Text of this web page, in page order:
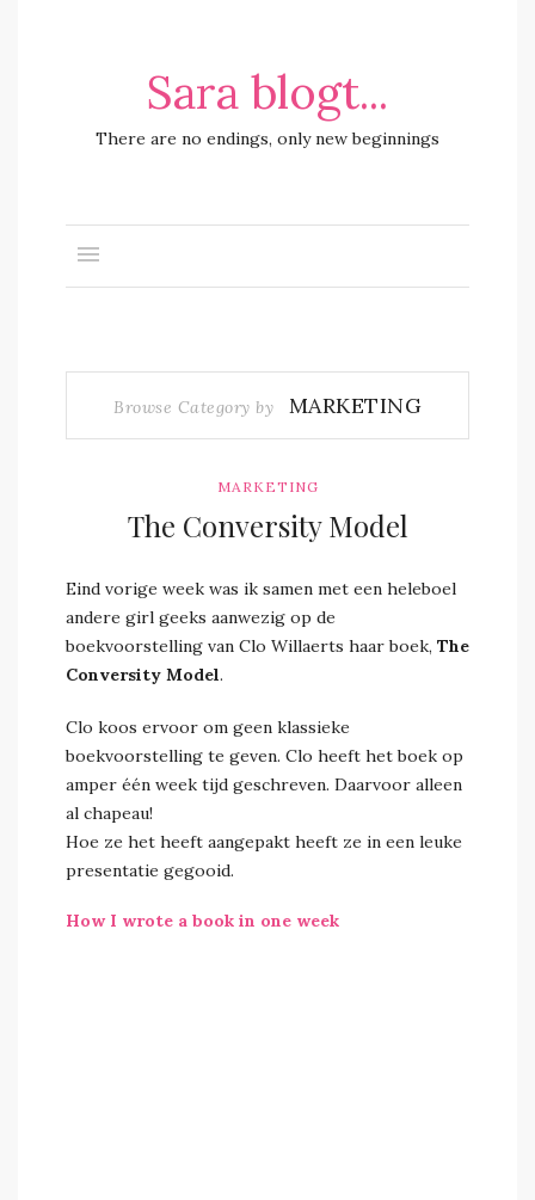
Sara blogt...
There are no endings, only new beginnings
Browse Category by MARKETING
MARKETING
The Conversity Model
Eind vorige week was ik samen met een heleboel
andere girl geeks aanwezig op de
boekvoorstelling van Clo Willaerts haar boek, The
Conversity Model.
Clo koos ervoor om geen klassieke
boekvoorstelling te geven. Clo heeft het boek op
amper één week tijd geschreven. Daarvoor alleen
al chapeau!
Hoe ze het heeft aangepakt heeft ze in een leuke
presentatie gegooid.
How I wrote a book in one week